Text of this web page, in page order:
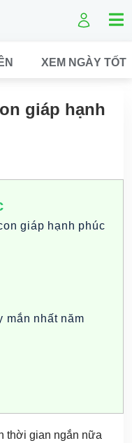
XEM NGÀY TỐT
giáp hạnh
giáp hạnh phúc
mắn nhất năm
thời gian ngắn nữa